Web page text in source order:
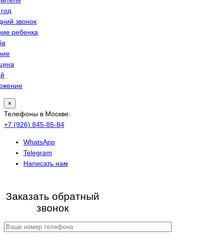
звонок
ребенка
×
Телефоны в Москве:
+7 (926) 845-85-84
WhatsApp
Telegram
Написать нам
Заказать обратный
звонок